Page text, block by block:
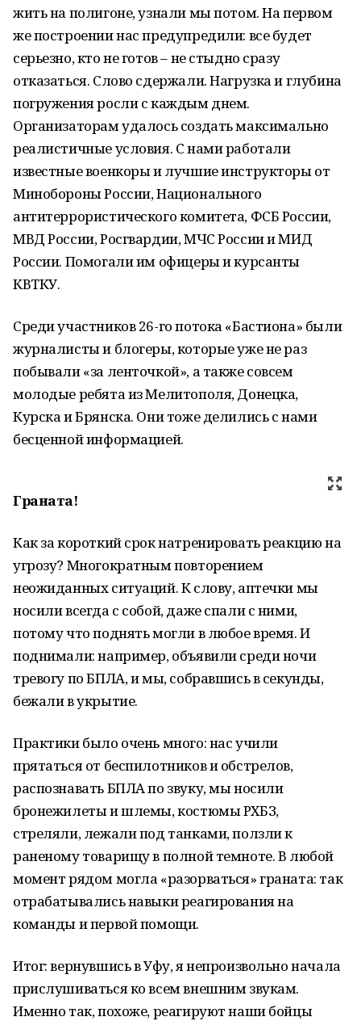
жить на полигоне, узнали мы потом. На первом
же построении нас предупредили: все будет
серьезно, кто не готов – не стыдно сразу
отказаться. Слово сдержали. Нагрузка и глубина
погружения росли с каждым днем.
Организаторам удалось создать максимально
реалистичные условия. С нами работали
известные военкоры и лучшие инструкторы от
Минобороны России, Национального
антитеррористического комитета, ФСБ России,
МВД России, Росгвардии, МЧС России и МИД
России. Помогали им офицеры и курсанты
КВТКУ.
Среди участников 26-го потока «Бастиона» были
журналисты и блогеры, которые уже не раз
побывали «за ленточкой», а также совсем
молодые ребята из Мелитополя, Донецка,
Курска и Брянска. Они тоже делились с нами
бесценной информацией.
Граната!
Как за короткий срок натренировать реакцию на
угрозу? Многократным повторением
неожиданных ситуаций. К слову, аптечки мы
носили всегда с собой, даже спали с ними,
потому что поднять могли в любое время. И
поднимали: например, объявили среди ночи
тревогу по БПЛА, и мы, собравшись в секунды,
бежали в укрытие.
Практики было очень много: нас учили
прятаться от беспилотников и обстрелов,
распознавать БПЛА по звуку, мы носили
бронежилеты и шлемы, костюмы РХБЗ,
стреляли, лежали под танками, ползли к
раненому товарищу в полной темноте. В любой
момент рядом могла «разорваться» граната: так
отрабатывались навыки реагирования на
команды и первой помощи.
Итог: вернувшись в Уфу, я непроизвольно начала
прислушиваться ко всем внешним звукам.
Именно так, похоже, реагируют наши бойцы